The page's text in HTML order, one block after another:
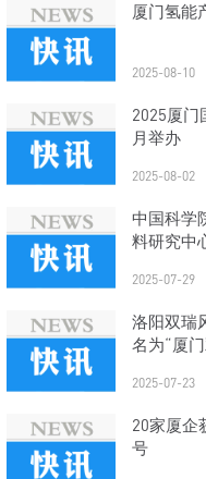
厦门氢能
2025-08-10
2025厦门
月举办
2025-08-02
中国科学
料研究中
2025-07-29
洛阳双瑞
名为“厦
2025-07-23
20家厦企
号